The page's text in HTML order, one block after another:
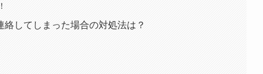
してしまった場合の対処法は？